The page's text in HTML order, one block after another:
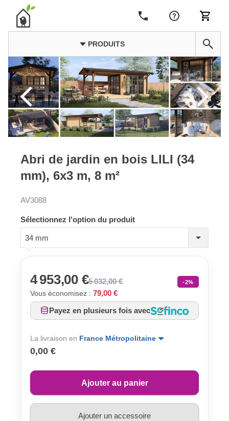
PRODUITS
Abri de jardin en bois LILI (34
mm), 6x3 m, 8 m²
AV3088
Sélectionnez l'option du produit
34 mm
4 953,00 €5 032,00 € -2%
Vous économisez : 79,00 €
Payez en plusieurs fois avec
La livraison en France Métropolitaine
0,00 €
Ajouter au panier
Ajouter un accessoire